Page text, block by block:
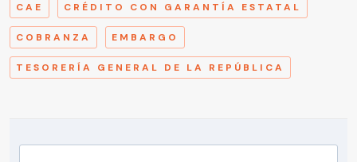
CAE CRÉDITO CON GARANTÍA ESTATAL
COBRANZA EMBARGO
TESORERÍA GENERAL DE LA REPÚBLICA